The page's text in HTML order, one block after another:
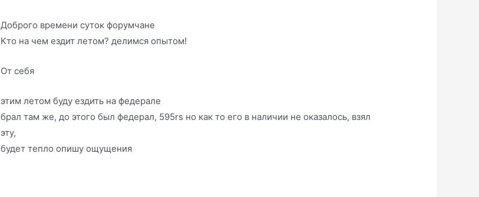
Доброго времени суток форумчане
Кто на чем ездит летом? делимся опытом!
От себя
этим летом буду ездить на федерале
брал там же, до этого был федерал, 595rs но как то его в наличии не оказалось, взял
эту,
будет тепло опишу ощущения